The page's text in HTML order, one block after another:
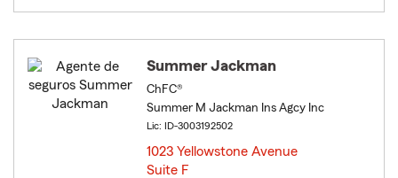
Summer Jackman
ChFC®
Summer M Jackman Ins Agcy Inc
Lic: ID-3003192502
1023 Yellowstone Avenue
Suite F